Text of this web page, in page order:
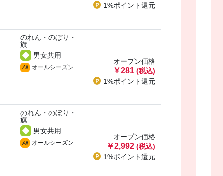
1%ポイント還元
のれん・のぼり・
旗
男女共用
All オールシーズン
オープン価格
￥281 (税込)
1%ポイント還元
のれん・のぼり・
旗
男女共用
All オールシーズン
オープン価格
￥2,992 (税込)
1%ポイント還元